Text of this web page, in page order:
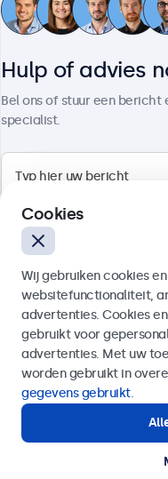
4.8/5
Nederlands
©
Hulp of advies
Bel ons of stuur een
specialist.
Of bel ons
Hulp of advies nodig?
Direct contact met een
Cookies
Wij gebruiken cookies
websitefunctionaliteit,
advertenties. Cookies
gebruikt voor
advertenties. Met uw
worden gebruikt in
gegevens gebruikt.